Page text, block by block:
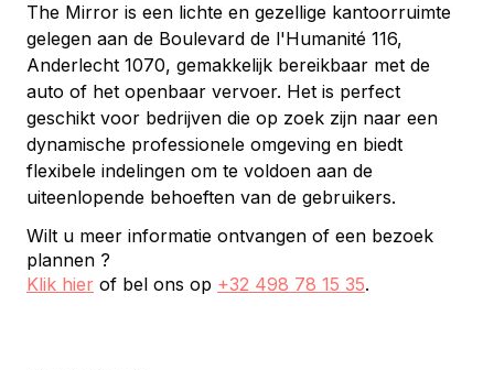
The Mirror is een lichte en gezellige kantoorruimte
gelegen aan de Boulevard de l'Humanité 116,
Anderlecht 1070, gemakkelijk bereikbaar met de
auto of het openbaar vervoer. Het is perfect
geschikt voor bedrijven die op zoek zijn naar een
dynamische professionele omgeving en biedt
flexibele indelingen om te voldoen aan de
uiteenlopende behoeften van de gebruikers.
Wilt u meer informatie ontvangen of een bezoek
plannen ?
Klik hier of bel ons op +32 498 78 15 35.